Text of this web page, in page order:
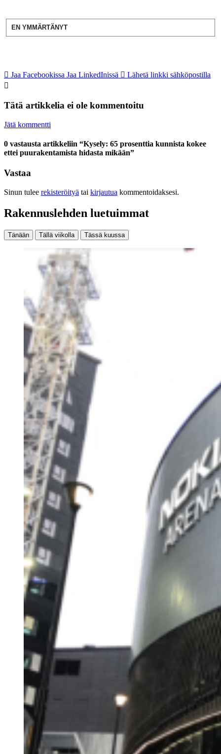
EN YMMÄRTÄNYT
Jaa Facebookissa Jaa LinkedInissä Lähetä linkki sähköpostilla
Tätä artikkelia ei ole kommentoitu
Jätä kommentti
0 vastausta artikkeliin “Kysely: 65 prosenttia kunnista kokee
ettei puurakentamista hidasta mikään”
Vastaa
Sinun tulee rekisteröityä tai kirjautua kommentoidaksesi.
Rakennuslehden luetuimmat
Tänään Tällä viikolla Tässä kuussa